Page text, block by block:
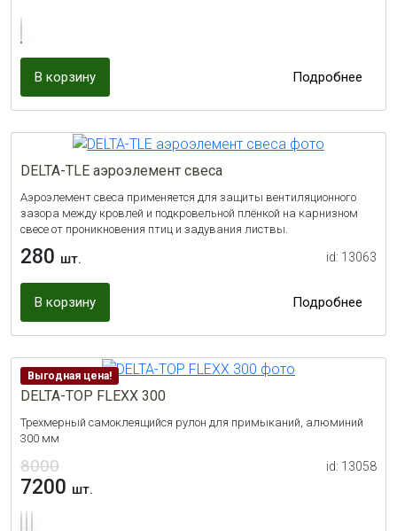
В корзину Подробнее
DELTA-TLE аэроэлемент свеса
Аэроэлемент свеса применяется для защиты вентиляционного
зазора между кровлей и подкровельной плёнкой на карнизном
свесе от проникновения птиц и задувания листвы.
280 шт. id: 13063
В корзину Подробнее
Выгодная цена!
DELTA-TOP FLEXX 300
Трехмерный самоклеящийся рулон для примыканий, алюминий
300 мм
8000
7200 шт.
id: 13058